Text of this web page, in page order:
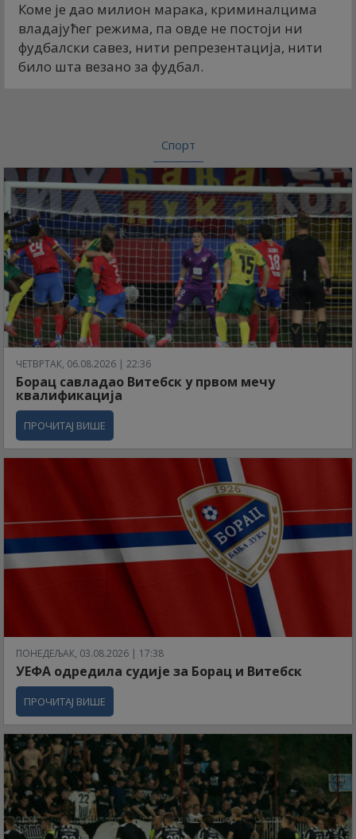
Коме је дао милион марака, криминалцима
владајућег режима, па овде не постоји ни
фудбалски савез, нити репрезентација, нити
било шта везано за фудбал.
Спорт
ЧЕТВРТАК, 06.08.2026 | 22:36
Борац савладао Витебск у првом мечу
квалификација
ПРОЧИТАЈ ВИШЕ
ПОНЕДЕЉАК, 03.08.2026 | 17:38
УЕФА одредила судије за Борац и Витебск
ПРОЧИТАЈ ВИШЕ